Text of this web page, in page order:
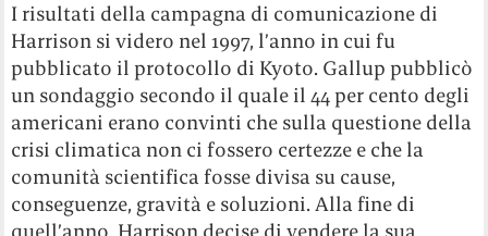
I risultati della campagna di comunicazione di
Harrison si videro nel 1997, l’anno in cui fu
pubblicato il protocollo di Kyoto. Gallup pubblicò
un sondaggio secondo il quale il 44 per cento degli
americani erano convinti che sulla questione della
crisi climatica non ci fossero certezze e che la
comunità scientifica fosse divisa su cause,
conseguenze, gravità e soluzioni. Alla fine di